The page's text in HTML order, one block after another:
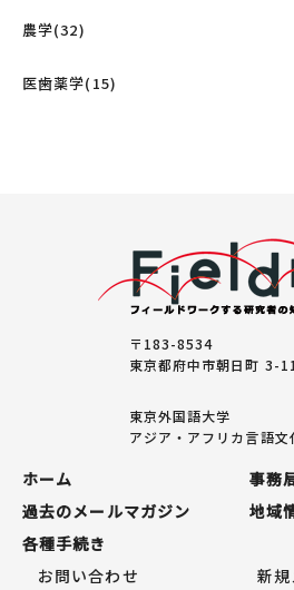
農学(32)
医歯薬学(15)
〒183-8534
東京都府中市朝日町 3-
東京外国語大学
アジア・アフリカ言語文
ホーム
事務
過去のメールマガジン
地域
各種手続き
お問い合わせ
新